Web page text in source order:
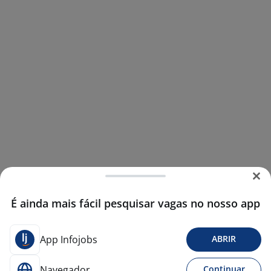
É ainda mais fácil pesquisar vagas no nosso app
App Infojobs ABRIR